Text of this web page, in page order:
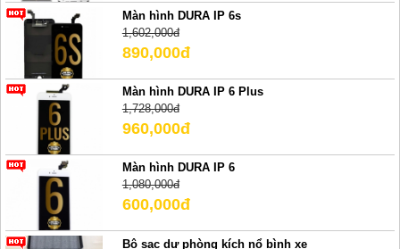
Màn hình DURA IP 6s
1,602,000đ
890,000đ
Màn hình DURA IP 6 Plus
1,728,000đ
960,000đ
Màn hình DURA IP 6
1,080,000đ
600,000đ
Bộ sạc dự phòng kích nổ bình xe